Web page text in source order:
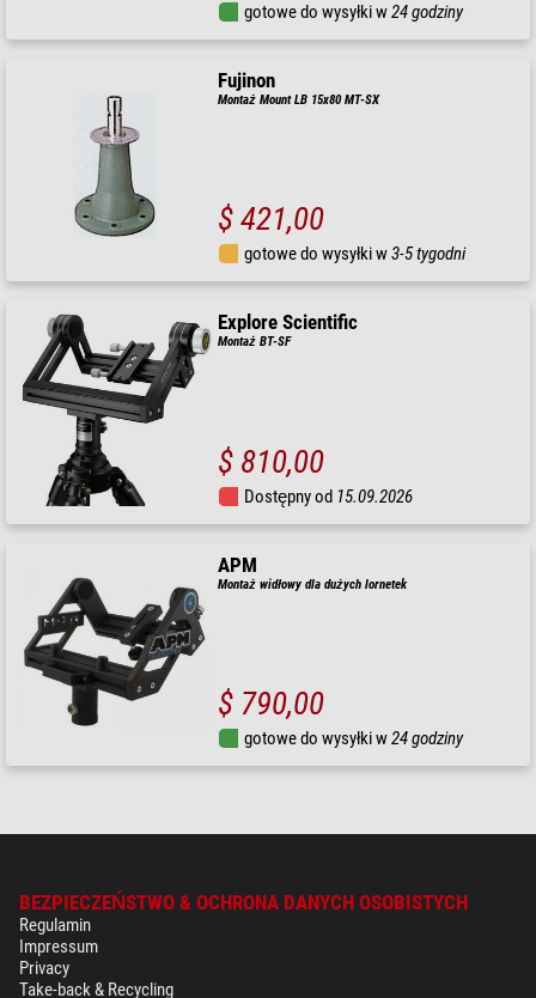
gotowe do wysyłki w24 godziny
Fujinon
Montaż Mount LB 15x80 MT-SX
$ 421,00
gotowe do wysyłki w3-5 tygodni
Explore Scientific
Montaż BT-SF
$ 810,00
Dostępny od 15.09.2026
APM
Montaż widłowy dla dużych lornetek
$ 790,00
gotowe do wysyłki w24 godziny
BEZPIECZEŃSTWO & OCHRONA DANYCH OSOBISTYCH
Regulamin
Impressum
Privacy
Take-back & Recycling